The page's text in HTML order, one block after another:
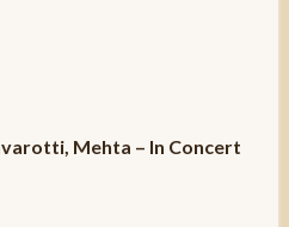
Mehta – In Concert